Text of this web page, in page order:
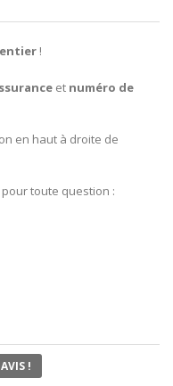
!
et numéro de
en haut à droite de
toute question :
!